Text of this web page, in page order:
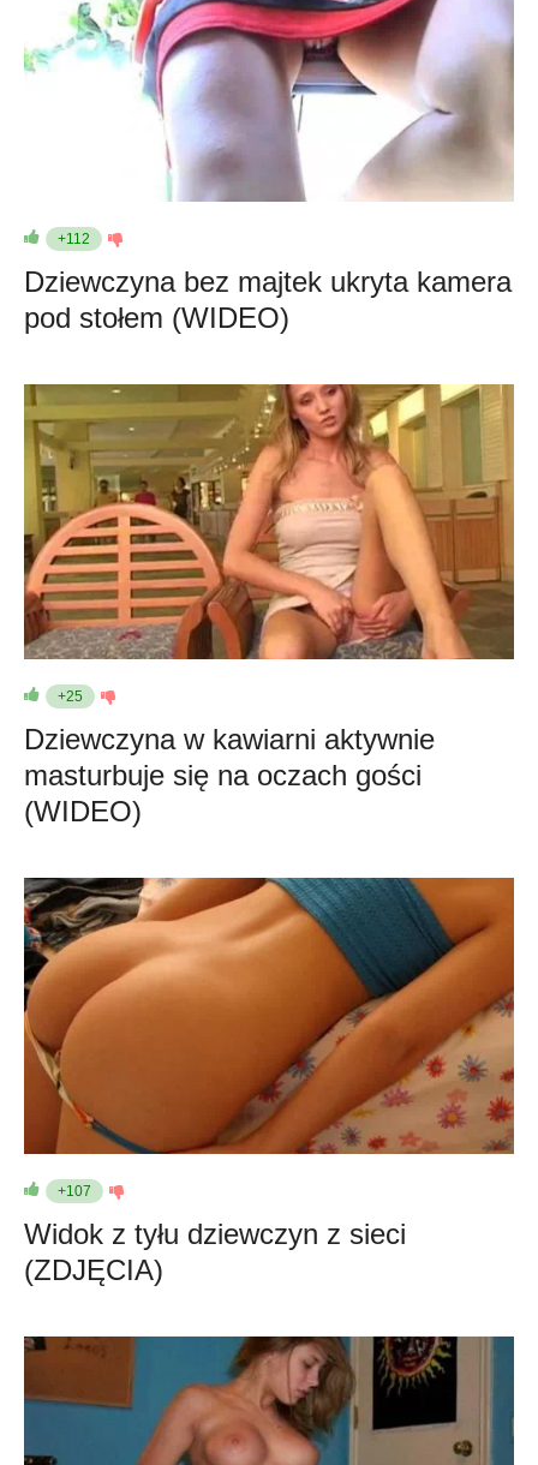
+112
Dziewczyna bez majtek ukryta kamera
pod stołem (WIDEO)
+25
Dziewczyna w kawiarni aktywnie
masturbuje się na oczach gości
(WIDEO)
+107
Widok z tyłu dziewczyn z sieci
(ZDJĘCIA)